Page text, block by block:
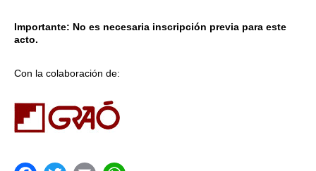
Importante: No es necesaria inscripción previa para este
acto.
Con la colaboración de: